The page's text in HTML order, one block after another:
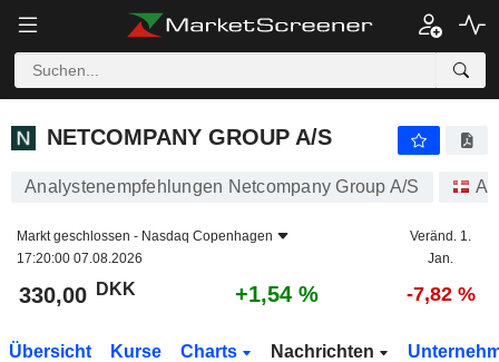
NETCOMPANY GROUP A/S
NETCOMPANY GROUP A/S
Analystenempfehlungen Netcompany Group A/S
Markt geschlossen - Nasdaq Copenhagen
17:20:00 07.08.2026
Veränd. 1.
Jan.
330,00 DKK +1,54 % -7,82 %
Übersicht Kurse Charts Nachrichten